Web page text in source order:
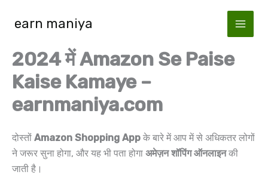
earn maniya
2024 में Amazon Se Paise
Kaise Kamaye –
earnmaniya.com
दोस्तों Amazon Shopping App के बारे में आप में से अधिकतर लोगों
ने जरूर सुना होगा, और यह भी पता होगा अमेज़न शॉपिंग ऑनलाइनकी
जाती है।